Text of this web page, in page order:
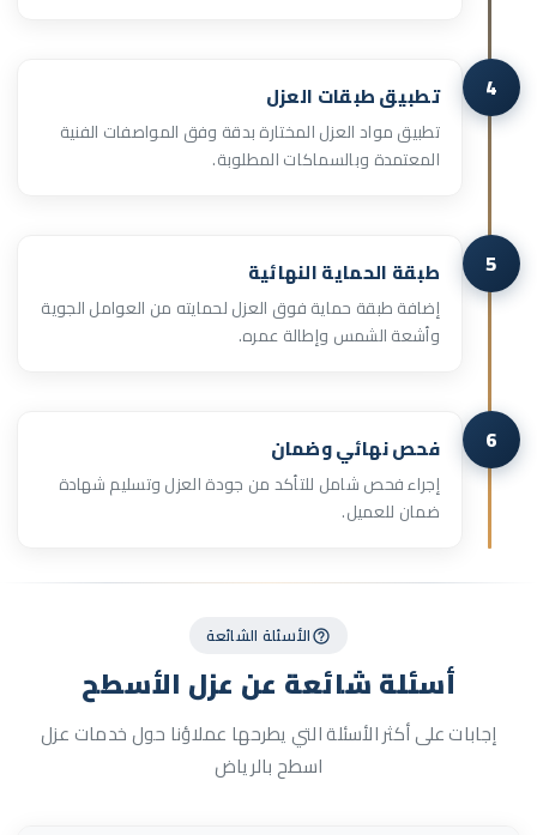
4 تطبيق طبقات العزل
تطبيق مواد العزل المختارة بدقة وفق المواصفات الفنية
المعتمدة وبالسماكات المطلوبة.
5 طبقة الحماية النهائية
إضافة طبقة حماية فوق العزل لحمايته من العوامل الجوية
وأشعة الشمس وإطالة عمره.
6 فحص نهائي وضمان
إجراء فحص شامل للتأكد من جودة العزل وتسليم شهادة
ضمان للعميل.
الأسئلة الشائعة
أسئلة شائعة عن عزل الأسطح
إجابات على أكثر الأسئلة التي يطرحها عملاؤنا حول خدمات عزل
اسطح بالرياض